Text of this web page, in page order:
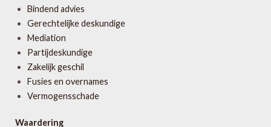
Bindend advies
Gerechtelijke deskundige
Mediation
Partijdeskundige
Zakelijk geschil
Fusies en overnames
Vermogensschade
Waardering